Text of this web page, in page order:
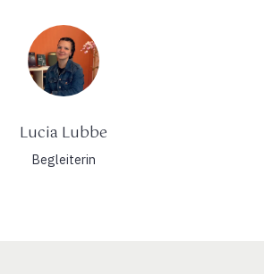
Lucia Lubbe
Begleiterin